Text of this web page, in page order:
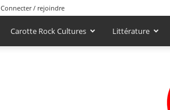
Connecter / rejoindre
Carotte Rock Cultures Littérature